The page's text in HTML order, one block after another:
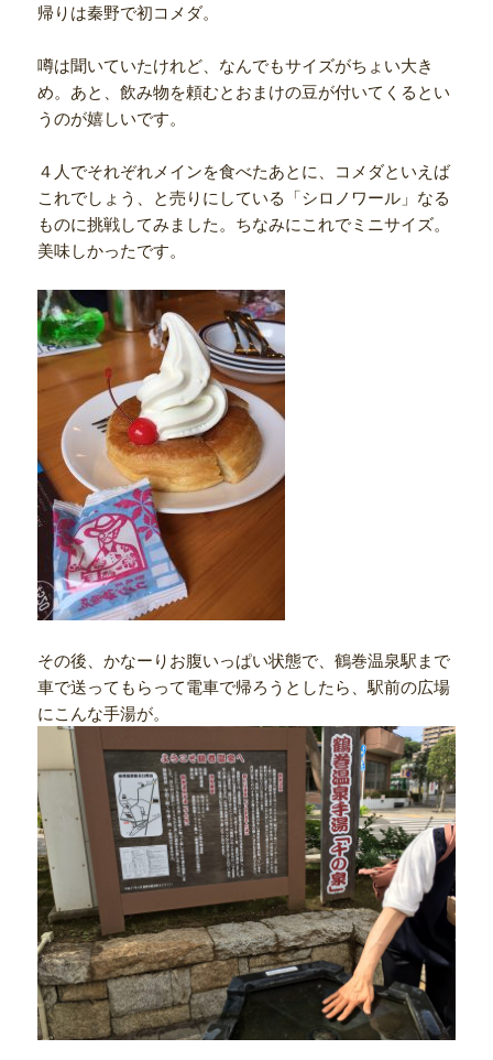
帰りは秦野で初コメダ。
噂は聞いていたけれど、なんでもサイズがちょい大き
め。あと、飲み物を頼むとおまけの豆が付いてくるとい
うのが嬉しいです。
４人でそれぞれメインを食べたあとに、コメダといえば
これでしょう、と売りにしている「シロノワール」なる
ものに挑戦してみました。ちなみにこれでミニサイズ。
美味しかったです。
その後、かなーりお腹いっぱい状態で、鶴巻温泉駅まで
車で送ってもらって電車で帰ろうとしたら、駅前の広場
にこんな手湯が。